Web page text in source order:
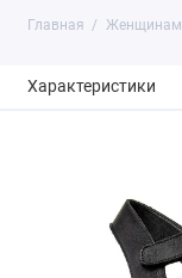
Главная Женщинам
Характеристики